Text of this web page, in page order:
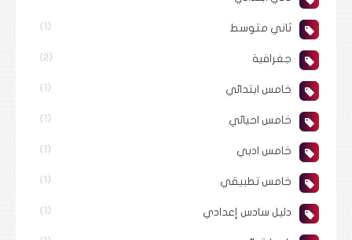
ثاني متوسط (1)
جغرافية (2)
خامس ابتدائي (1)
خامس احيائي (1)
خامس ادبي (1)
خامس تطبيقي (1)
دليل سادس إعدادي (1)